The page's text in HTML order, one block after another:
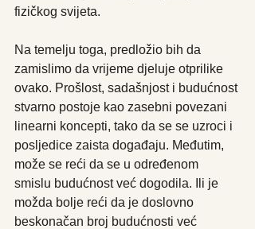
fizičkog svijeta.
Na temelju toga, predložio bih da
zamislimo da vrijeme djeluje otprilike
ovako. Prošlost, sadašnjost i budućnost
stvarno postoje kao zasebni povezani
linearni koncepti, tako da se se uzroci i
posljedice zaista događaju. Međutim,
može se reći da se u određenom
smislu budućnost već dogodila. Ili je
možda bolje reći da je doslovno
beskonačan broj budućnosti već